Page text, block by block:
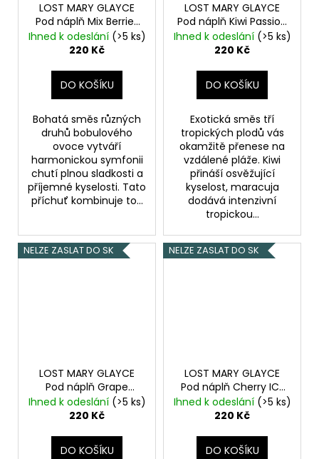
LOST MARY GLAYCE
Pod náplň Mix Berries
20mg 2x2ml
Bobulovitý mix
Ihned k odeslání (>5 ks)
220 Kč
DO KOŠÍKU
Bohatá směs různých
druhů bobulového
ovoce vytváří
harmonickou symfonii
chutí plnou sladkosti a
příjemné kyselosti. Tato
příchuť kombinuje to...
LOST MARY GLAYCE
Pod náplň Kiwi Passion
Fruit Guava 20mg
Kiwi s marakují a
Ihned k odeslání (>5 ks)
220 Kč
DO KOŠÍKU
Exotická směs tří
tropických plodů vás
okamžitě přenese na
vzdálené pláže. Kiwi
přináší osvěžující
kyselost, maracuja
dodává intenzivní
tropickou...
NELZE ZASLAT DO SK
LOST MARY GLAYCE
Pod náplň Grape
20mg 2x2mlHroznové
víno
Ihned k odeslání (>5 ks)
220 Kč
DO KOŠÍKU
NELZE ZASLAT DO SK
LOST MARY GLAYCE
Pod náplň Cherry ICE
20mg 2x2ml
Vyvhlazené třešně
Ihned k odeslání (>5 ks)
220 Kč
DO KOŠÍKU